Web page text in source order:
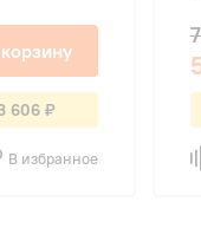
606 ₽
В избранное